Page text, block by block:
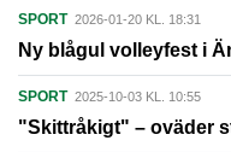
SPORT 2026-01-20 KL. 18:31
Ny blågul volleyfest i
SPORT 2025-10-03 KL. 10:55
"Skittråkigt" – oväder